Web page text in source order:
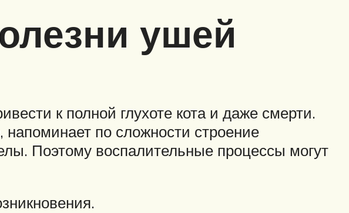
ушей
к полной глухоте кота и даже смерти.
напоминает по сложности строение
Поэтому воспалительные процессы могут